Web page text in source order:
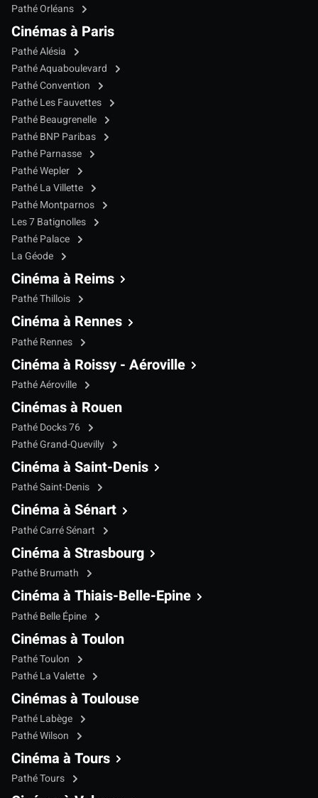
Pathé Orléans
Cinémas à Paris
Pathé Alésia
Pathé Aquaboulevard
Pathé Convention
Pathé Les Fauvettes
Pathé Beaugrenelle
Pathé BNP Paribas
Pathé Parnasse
Pathé Wepler
Pathé La Villette
Pathé Montparnos
Les 7 Batignolles
Pathé Palace
La Géode
Cinéma à Reims
Pathé Thillois
Cinéma à Rennes
Pathé Rennes
Cinéma à Roissy - Aéroville
Pathé Aéroville
Cinémas à Rouen
Pathé Docks 76
Pathé Grand-Quevilly
Cinéma à Saint-Denis
Pathé Saint-Denis
Cinéma à Sénart
Pathé Carré Sénart
Cinéma à Strasbourg
Pathé Brumath
Cinéma à Thiais-Belle-Epine
Pathé Belle Épine
Cinémas à Toulon
Pathé Toulon
Pathé La Valette
Cinémas à Toulouse
Pathé Labège
Pathé Wilson
Cinéma à Tours
Pathé Tours